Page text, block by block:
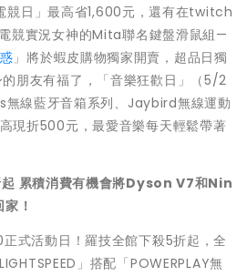
日」最高省1,600元，還有在twitch
競實況女神的Mita聯名鍵盤滑鼠組—
」將於蝦皮購物獨家開賣，超品日獨
朋友有福了，「音樂狂歡日」（5/2
線藍牙音箱系列、Jaybird無線運動
現折500元，最愛音樂每天輕鬆帶著
起 累積消費有機會將Dyson V7和Nin
！
式活動日！羅技全館下殺5折起，全
」搭配「POWERPLAY無